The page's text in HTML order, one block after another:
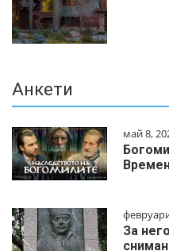
Анкети
май 8,
За